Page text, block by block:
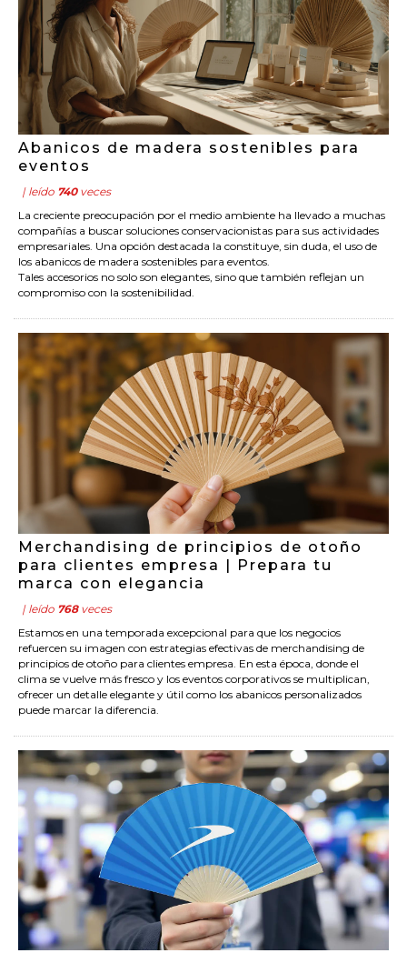
Abanicos de madera sostenibles para
eventos
| leído 740veces
La creciente preocupación por el medio ambiente ha llevado a muchas
compañías a buscar soluciones conservacionistas para sus actividades
empresariales. Una opción destacada la constituye, sin duda, el uso de
los abanicos de madera sostenibles para eventos.
Tales accesorios no solo son elegantes, sino que también reflejan un
compromiso con la sostenibilidad.
Merchandising de principios de otoño
para clientes empresa | Prepara tu
marca con elegancia
| leído 768veces
Estamos en una temporada excepcional para que los negocios
refuercen su imagen con estrategias efectivas de merchandising de
principios de otoño para clientes empresa. En esta época, donde el
clima se vuelve más fresco y los eventos corporativos se multiplican,
ofrecer un detalle elegante y útil como los abanicos personalizados
puede marcar la diferencia.